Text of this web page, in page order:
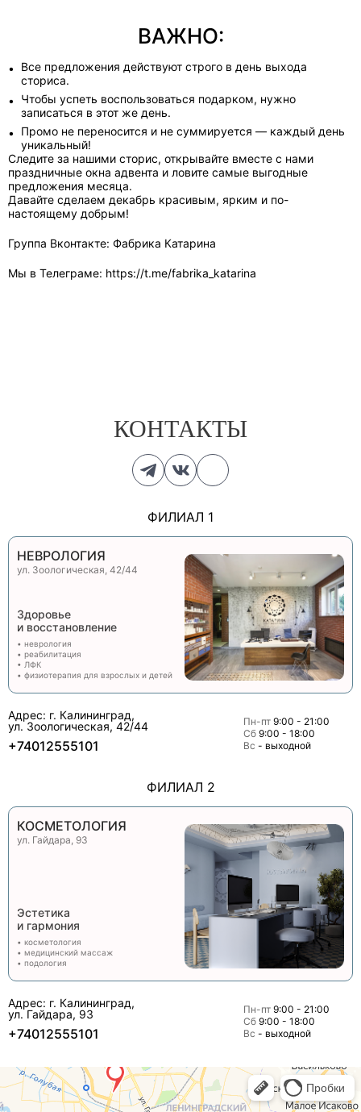
ВАЖНО:
Все предложения действуют строго в день выхода
сториса.
Чтобы успеть воспользоваться подарком, нужно
записаться в этот же день.
Промо не переносится и не суммируется — каждый день
уникальный!
Следите за нашими сторис, открывайте вместе с нами
праздничные окна адвента и ловите самые выгодные
предложения месяца.
Давайте сделаем декабрь красивым, ярким и по-
настоящему добрым!
Группа Вконтакте: Фабрика Катарина
Мы в Телеграме: https://t.me/fabrika_katarina
КОНТАКТЫ
ФИЛИАЛ 1
НЕВРОЛОГИЯ
ул. Зоологическая, 42/44
Здоровье
и восстановление
• неврология
• реабилитация
• ЛФК
• физиотерапия для взрослых и детей
Адрес: г. Калининград,
ул. Зоологическая, 42/44
+74012555101
Пн-пт 9:00 - 21:00
Сб 9:00 - 18:00
Вс - выходной
ФИЛИАЛ 2
КОСМЕТОЛОГИЯ
ул. Гайдара, 93
Эстетика
и гармония
• косметология
• медицинский массаж
• подология
Адрес: г. Калининград,
ул. Гайдара, 93
+74012555101
Пн-пт 9:00 - 21:00
Сб 9:00 - 18:00
Вс - выходной